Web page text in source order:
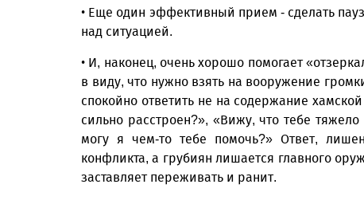
• Еще один эффективный прием - сделать
над ситуацией.
• И, наконец, очень хорошо помогает
в виду, что нужно взять на вооружение
спокойно ответить не на содержание
сильно расстроен?», «Вижу, что тебе
могу я чем-то тебе помочь?» Ответ,
конфликта, а грубиян лишается главного
заставляет переживать и ранит.